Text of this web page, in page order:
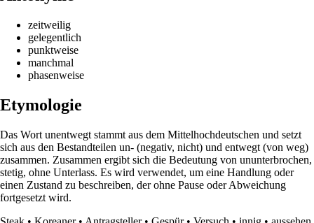
zeitweilig
gelegentlich
punktweise
manchmal
phasenweise
Etymologie
Das Wort unentwegt stammt aus dem Mittelhochdeutschen und setzt
sich aus den Bestandteilen un- (negativ, nicht) und entwegt (von weg)
zusammen. Zusammen ergibt sich die Bedeutung von ununterbrochen,
stetig, ohne Unterlass. Es wird verwendet, um eine Handlung oder
einen Zustand zu beschreiben, der ohne Pause oder Abweichung
fortgesetzt wird.